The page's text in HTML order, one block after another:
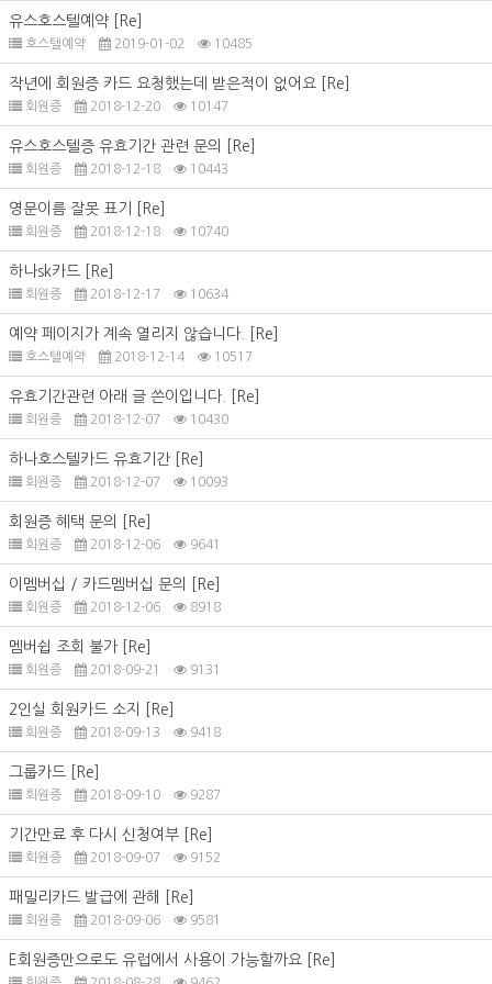
유스호스텔예약 [Re]
호스텔예약 2019-01-02 10485
작년에 회원증 카드 요청했는데 받은적이 없어요 [Re]
회원증 2018-12-20 10147
유스호스텔증 유효기간 관련 문의 [Re]
회원증 2018-12-18 10443
영문이름 잘못 표기 [Re]
회원증 2018-12-18 10740
하나sk카드 [Re]
회원증 2018-12-17 10634
예약 페이지가 계속 열리지 않습니다. [Re]
호스텔예약 2018-12-14 10517
유효기간관련 아래 글 쓴이입니다. [Re]
회원증 2018-12-07 10430
하나호스텔카드 유효기간 [Re]
회원증 2018-12-07 10093
회원증 혜택 문의 [Re]
회원증 2018-12-06 9641
이멤버십 / 카드멤버십 문의 [Re]
회원증 2018-12-06 8918
멤버쉽 조회 불가 [Re]
회원증 2018-09-21 9131
2인실 회원카드 소지 [Re]
회원증 2018-09-13 9418
그룹카드 [Re]
회원증 2018-09-10 9287
기간만료 후 다시 신청여부 [Re]
회원증 2018-09-07 9152
패밀리카드 발급에 관해 [Re]
회원증 2018-09-06 9581
E회원증만으로도 유럽에서 사용이 가능할까요 [Re]